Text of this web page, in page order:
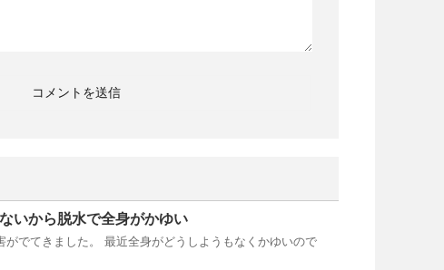
いから脱水で全身がかゆい
がでてきました。 最近全身がどうしようもなくかゆいので